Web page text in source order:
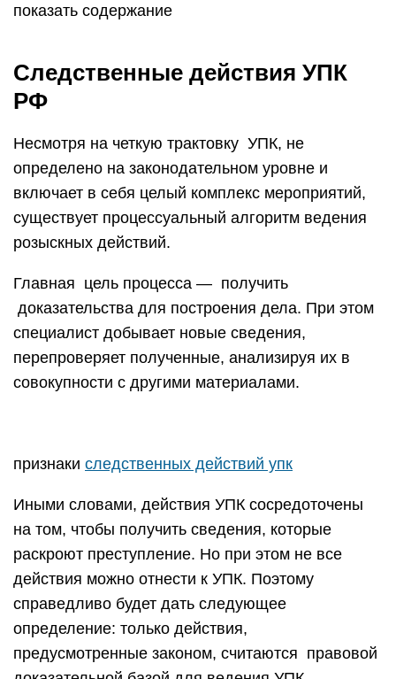
показать содержание
Следственные действия УПК
РФ
Несмотря на четкую трактовку УПК, не
определено на законодательном уровне и
включает в себя целый комплекс мероприятий,
существует процессуальный алгоритм ведения
розыскных действий.
Главная цель процесса — получить
доказательства для построения дела. При этом
специалист добывает новые сведения,
перепроверяет полученные, анализируя их в
совокупности с другими материалами.
признаки следственных действий упк
Иными словами, действия УПК сосредоточены
на том, чтобы получить сведения, которые
раскроют преступление. Но при этом не все
действия можно отнести к УПК. Поэтому
справедливо будет дать следующее
определение: только действия,
предусмотренные законом, считаются правовой